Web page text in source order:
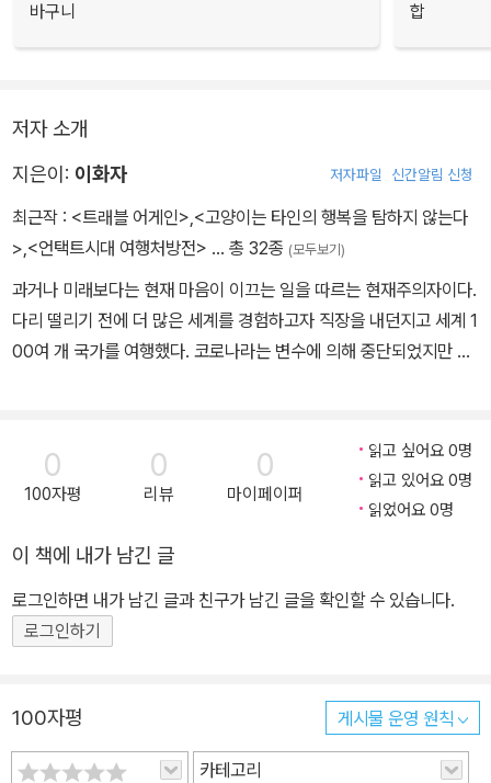
바구니
합
저자 소개
지은이: 이화자 저자파일 신간알림 신청
최근작 : <트래블 어게인>,<고양이는 타인의 행복을 탐하지 않는다
>,<언택트시대 여행처방전> … 총 32종 (모두보기)
과거나 미래보다는 현재 마음이 이끄는 일을 따르는 현재주의자이다.
다리 떨리기 전에 더 많은 세계를 경험하고자 직장을 내던지고 세계 1
00여 개 국가를 여행했다. 코로나라는 변수에 의해 중단되었지만 갇
는 이들에게, 여기만은 꼭 가 봤으면 하는 마음으로 이 책을 썼다. 세
계 여행기 《여행에 미치다》, 《여행처방전》, 《비긴어게인 여행》, 코로
나 시대 국내 여행기 《언택트시대 여행처방전》, 세계 고양이 사진을
국문학과를 나와 대홍기획과 제일기획 카피라이터, 호남대 광고학 교
수를 역임했다. Facebook Instagram. @hwajalee
0
100자평
0
리뷰
0
마이페이퍼
읽고 싶어요 0명
읽고 있어요 0명
읽었어요 0명
이 책에 내가 남긴 글
로그인하면 내가 남긴 글과 친구가 남긴 글을 확인할 수 있습니다.
로그인하기
100자평 게시물 운영 원칙
카테고리